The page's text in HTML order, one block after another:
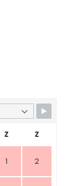
Z Z
1 2